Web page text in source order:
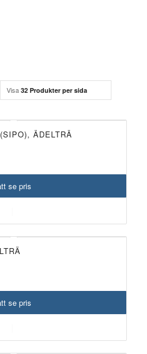
Visa 32 Produkter per sida
ÄDELTRÄ
se pris
se pris